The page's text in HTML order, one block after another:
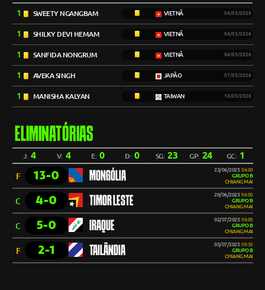
1 SWEETY NGANGBAM VIETNÃ 04/03/2026
1 SHILKY DEVI HEMAM VIETNÃ 04/03/2026
1 SANFIDA NONGRUM VIETNÃ 04/03/2026
1 AVEKA SINGH JAPÃO 07/03/2026
1 MANISHA KALYAN TAIWAN 10/03/2026
ELIMINATÓRIAS
J: 4 V: 4 E:0 D:0 SG:23 GP: 24 GC: 1
F 13-0 MONGÓLIA 23/06/2025 06:00
GRUPO B
CHIANG MAI
C 4-0 TIMOR LESTE 29/06/2025 06:00
GRUPO B
CHIANG MAI
C 5-0 IRAQUE 02/07/2025 06:00
GRUPO B
CHIANG MAI
F 2-1 TAILÂNDIA 05/07/2025 09:30
GRUPO B
CHIANG MAI